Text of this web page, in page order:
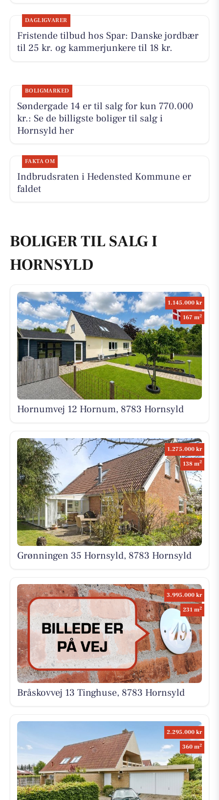
DAGLIGVARER
Fristende tilbud hos Spar: Danske jordbær
til 25 kr. og kammerjunkere til 18 kr.
BOLIGMARKED
Søndergade 14 er til salg for kun 770.000
kr.: Se de billigste boliger til salg i
Hornsyld her
FAKTA OM
Indbrudsraten i Hedensted Kommune er
faldet
BOLIGER TIL SALG I
HORNSYLD
1.145.000 kr
167 m2
Hornumvej 12 Hornum, 8783 Hornsyld
1.275.000 kr
138 m2
Grønningen 35 Hornsyld, 8783 Hornsyld
3.995.000 kr
231 m2
Bråskovvej 13 Tinghuse, 8783 Hornsyld
2.295.000 kr
360 m2